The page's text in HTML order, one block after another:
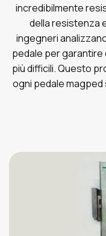
incredibilmente
della resistenza
ingegneri
pedale per
più difficili. Questo
ogni pedale